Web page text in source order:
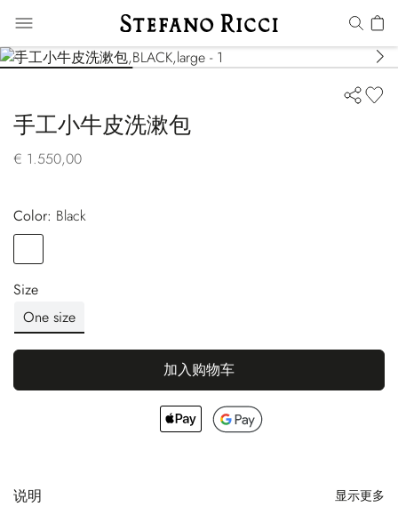
手工小牛皮洗漱包
€ 1.550,00
Color:
black
Size
One size
加入购物车
说明 显示更多